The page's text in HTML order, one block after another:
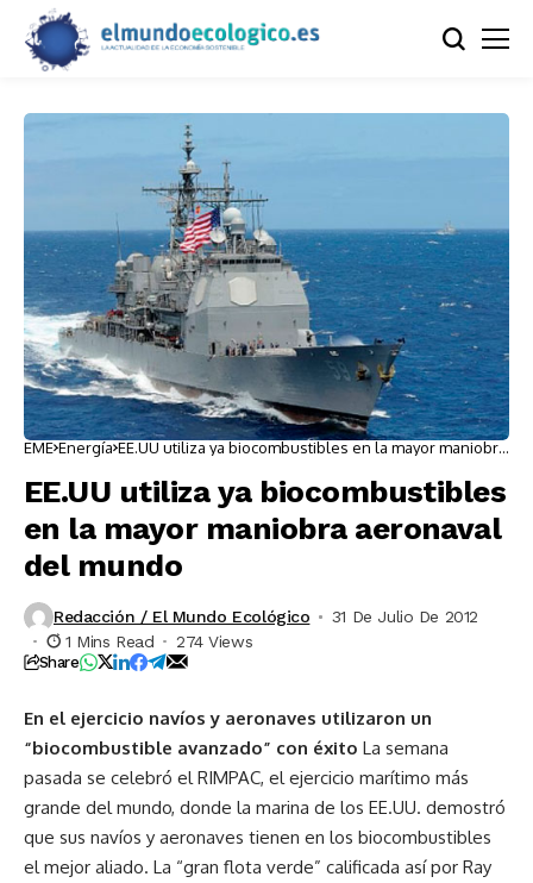
EME Energía EE.UU utiliza ya biocombustibles en la mayor maniobra
EE.UU utiliza ya biocombustibles
en la mayor maniobra aeronaval
del mundo
Redacción / El Mundo Ecológico
31 De Julio De 2012
1 Mins Read
274 Views
Share
En el ejercicio navíos y aeronaves utilizaron un
“biocombustible avanzado” con éxito La semana
pasada se celebró el RIMPAC, el ejercicio marítimo más
grande del mundo, donde la marina de los EE.UU. demostró
que sus navíos y aeronaves tienen en los biocombustibles
el mejor aliado. La “gran flota verde” calificada así por Ray